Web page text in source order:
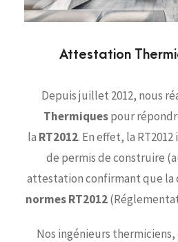
Attestation
Depuis juillet 2012, nous
Thermiquespour
la RT2012. En effet, la
de permis de construire
attestation confirmant que la
normes RT2012
Nos ingénieurs